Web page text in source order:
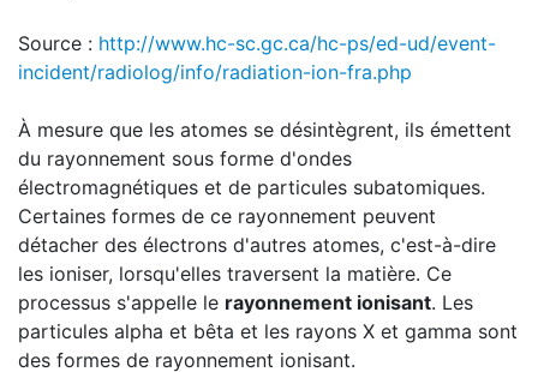
Source : http://www.hc-sc.gc.ca/hc-ps/ed-ud/event-
incident/radiolog/info/radiation-ion-fra.php
À mesure que les atomes se désintègrent, ils émettent
du rayonnement sous forme d'ondes
électromagnétiques et de particules subatomiques.
Certaines formes de ce rayonnement peuvent
détacher des électrons d'autres atomes, c'est-à-dire
les ioniser, lorsqu'elles traversent la matière. Ce
processus s'appelle le rayonnement ionisant. Les
particules alpha et bêta et les rayons X et gamma sont
des formes de rayonnement ionisant.